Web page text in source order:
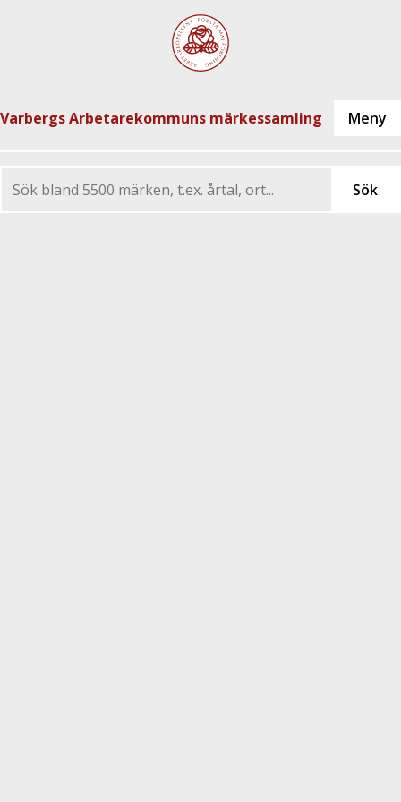
Varbergs Arbetarekommuns märkessamling